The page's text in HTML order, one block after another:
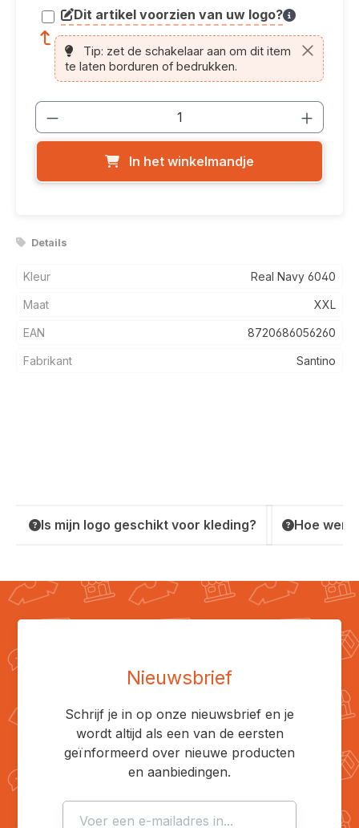
Dit artikel voorzien van uw logo?
article.printing.helptext
Tip: zet de schakelaar aan om dit item
te laten borduren of bedrukken.
Producthoeveelheid: Voer de
In het winkelmandje
Details
Kleur Real Navy 6040
Maat XXL
EAN 8720686056260
Fabrikant Santino
Is mijn logo geschikt voor kleding? Hoe
Nieuwsbrief
Schrijf je in op onze nieuwsbrief en je
wordt altijd als een van de eersten
geïnformeerd over nieuwe producten
en aanbiedingen.